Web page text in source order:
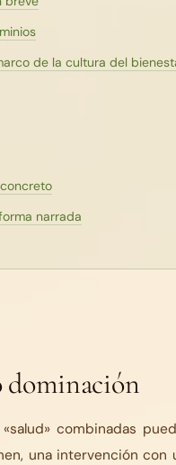
de la cultura del
narrada
dominación
combinadas
una intervención con